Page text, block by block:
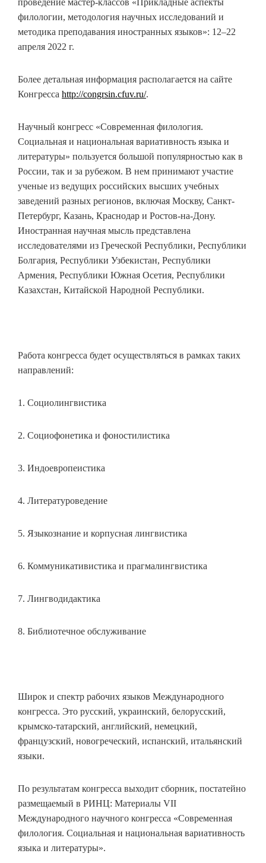
проведение мастер-классов «Прикладные аспекты
филологии, методология научных исследований и
методика преподавания иностранных языков»: 12–22
апреля 2022 г.
Более детальная информация располагается на сайте
Конгресса http://congrsin.cfuv.ru/.
Научный конгресс «Современная филология.
Социальная и национальная вариативность языка и
литературы» пользуется большой популярностью как в
России, так и за рубежом. В нем принимают участие
ученые из ведущих российских высших учебных
заведений разных регионов, включая Москву, Санкт-
Петербург, Казань, Краснодар и Ростов-на-Дону.
Иностранная научная мысль представлена
исследователями из Греческой Республики, Республики
Болгария, Республики Узбекистан, Республики
Армения, Республики Южная Осетия, Республики
Казахстан, Китайской Народной Республики.
Работа конгресса будет осуществляться в рамках таких
направлений:
1. Социолингвистика
2. Социофонетика и фоностилистика
3. Индоевропеистика
4. Литературоведение
5. Языкознание и корпусная лингвистика
6. Коммуникативистика и прагмалингвистика
7. Лингводидактика
8. Библиотечное обслуживание
Широк и спектр рабочих языков Международного
конгресса. Это русский, украинский, белорусский,
крымско-татарский, английский, немецкий,
французский, новогреческий, испанский, итальянский
языки.
По результатам конгресса выходит сборник, постатейно
размещаемый в РИНЦ: Материалы VII
Международного научного конгресса «Современная
филология. Социальная и национальная вариативность
языка и литературы».